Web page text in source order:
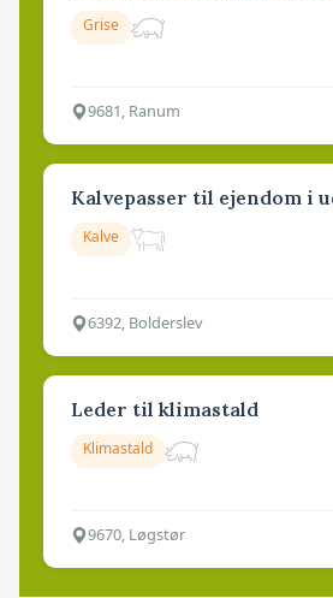
Grise
9681, Ranum
Kalvepasser til ejendom i
Kalve
6392, Bolderslev
Leder til klimastald
Klimastald
9670, Løgstør